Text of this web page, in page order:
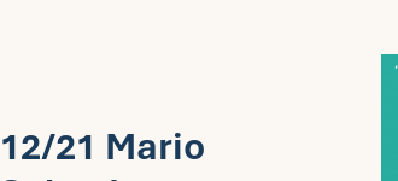
12/21 Mario